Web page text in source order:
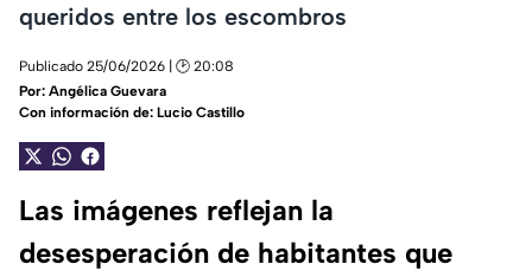
queridos entre los escombros
Publicado 25/06/2026 | 🕑 20:08
Por: Angélica Guevara
Con información de: Lucio Castillo
Las imágenes reflejan la
desesperación de habitantes que